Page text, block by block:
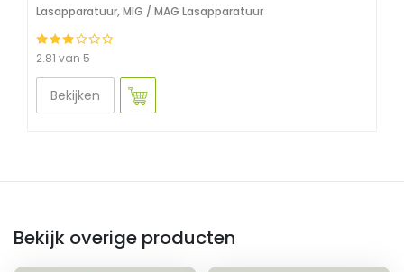
Lasapparatuur, MIG / MAG Lasapparatuur
2.81 van 5
Bekijken
Bekijk overige producten